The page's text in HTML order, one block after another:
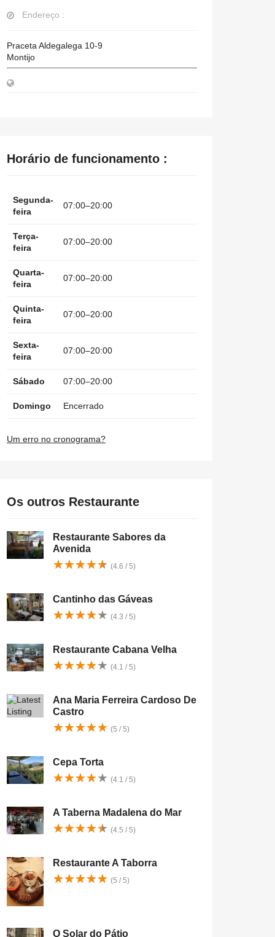
Endereço :
Praceta Aldegalega 10-9
Montijo
Horário de funcionamento :
Segunda-
feira
07:00–20:00
Terça-
feira
07:00–20:00
Quarta-
feira
07:00–20:00
Quinta-
feira
07:00–20:00
Sexta-
feira
07:00–20:00
Sábado 07:00–20:00
Domingo Encerrado
Um erro no cronograma?
Os outros Restaurante
Restaurante Sabores da
Avenida
★★★★★
★★★★★ (4.6 / 5)
Cantinho das Gáveas
★★★★★
★★★★★ (4.3 / 5)
Restaurante Cabana Velha
★★★★★
★★★★★ (4.1 / 5)
Ana Maria Ferreira Cardoso De
Castro
★★★★★
★★★★★ (5 / 5)
Cepa Torta
★★★★★
★★★★★ (4.1 / 5)
A Taberna Madalena do Mar
★★★★★
★★★★★ (4.5 / 5)
Restaurante A Taborra
★★★★★
★★★★★ (5 / 5)
O Solar do Pátio